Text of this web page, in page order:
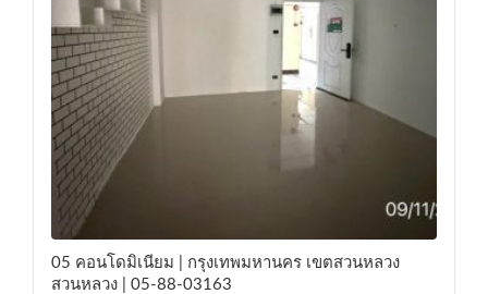
05 คอนโดมิเนียม | กรุงเทพมหานคร เขตสวนหลวง
สวนหลวง | 05-88-03163